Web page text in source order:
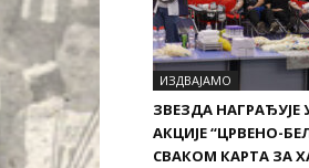
ИЗДВАЈАМО
ЗВЕЗДА НАГРАЂУЈЕ
АКЦИЈЕ “ЦРВЕНО-
СВАКОМ КАРТА ЗА